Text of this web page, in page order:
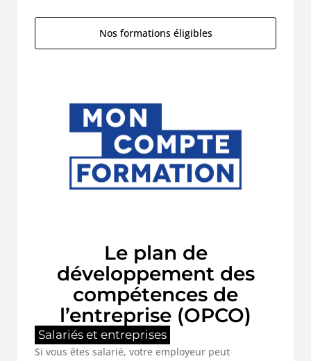
Nos formations éligibles
Le plan de
développement des
compétences de
l’entreprise (OPCO)
Salariés et entreprises
Si vous êtes salarié, votre employeur peut